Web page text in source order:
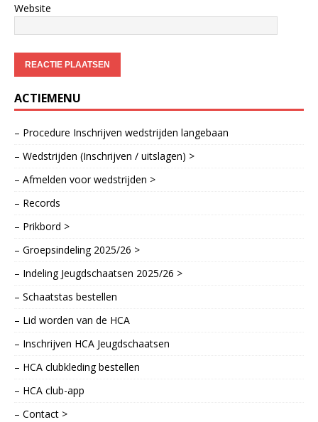
Website
ACTIEMENU
– Procedure Inschrijven wedstrijden langebaan
– Wedstrijden (Inschrijven / uitslagen) >
– Afmelden voor wedstrijden >
– Records
– Prikbord >
– Groepsindeling 2025/26 >
– Indeling Jeugdschaatsen 2025/26 >
– Schaatstas bestellen
– Lid worden van de HCA
– Inschrijven HCA Jeugdschaatsen
– HCA clubkleding bestellen
– HCA club-app
– Contact >